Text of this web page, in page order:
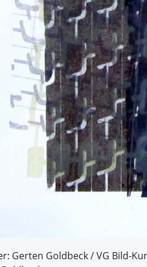
Gerten Goldbeck / VG Bild-